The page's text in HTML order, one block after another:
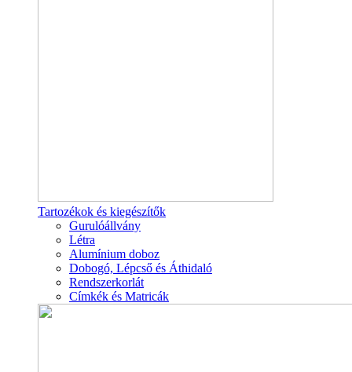
Tartozékok és kiegészítők
Gurulóállvány
Létra
Alumínium doboz
Dobogó, Lépcső és Áthidaló
Rendszerkorlát
Címkék és Matricák